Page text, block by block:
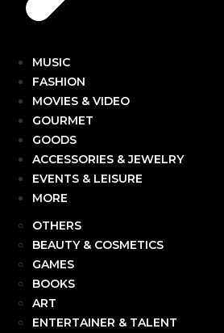
MUSIC
FASHION
MOVIES & VIDEO
GOURMET
GOODS
ACCESSORIES & JEWELRY
EVENTS & LEISURE
MORE
OTHERS
BEAUTY & COSMETICS
GAMES
BOOKS
ART
ENTERTAINER & TALENT